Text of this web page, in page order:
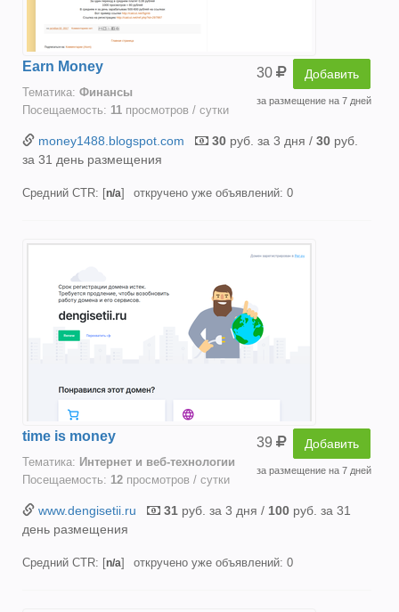
30 Добавить
за размещение на 7 дней
Earn Money
Тематика: Финансы
Посещаемость: 11 просмотров / сутки
money1488.blogspot.com 30 руб. за 3 дня / 30 руб.
за 31 день размещения
Средний CTR: [n/a] откручено уже объявлений: 0
39 Добавить
за размещение на 7 дней
time is money
Тематика: Интернет и веб-технологии
Посещаемость: 12 просмотров / сутки
www.dengisetii.ru 31 руб. за 3 дня / 100 руб. за 31
день размещения
Средний CTR: [n/a] откручено уже объявлений: 0